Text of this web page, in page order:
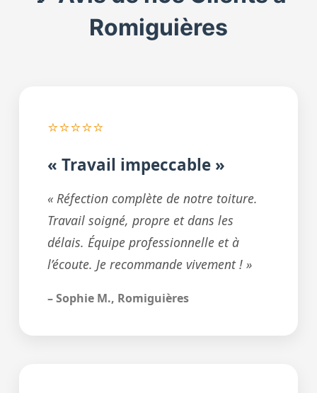
Romiguières
⭐⭐⭐⭐⭐
« Travail impeccable »
« Réfection complète de notre toiture.
Travail soigné, propre et dans les
délais. Équipe professionnelle et à
l’écoute. Je recommande vivement ! »
– Sophie M., Romiguières